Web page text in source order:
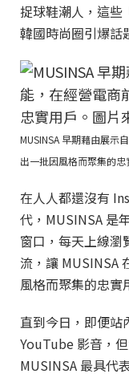
捉球鞋潮人，這
韓國時尚圈引爆話
MUSINSA 早期藉由展示
出一批因風格而聚集的忠
在人人都還沒有
代，MUSINSA 是
窗口，每天上線瀏
流，讓 MUSINSA
風格而聚集的忠實
直到今日，即便站
YouTube 影音，
MUSINSA 最具代